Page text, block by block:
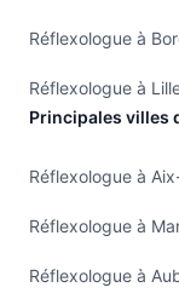
Réflexologue à
Réflexologue à
Principales villes
Réflexologue à
Réflexologue à
Réflexologue à